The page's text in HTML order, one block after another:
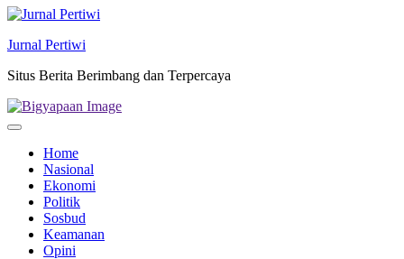
Jurnal Pertiwi
Situs Berita Berimbang dan Terpercaya
Home
Nasional
Ekonomi
Politik
Sosbud
Keamanan
Opini